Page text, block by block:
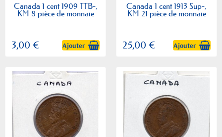
Canada 1 cent 1909 TTB-,
KM 8 pièce de monnaie
3,00 € Ajouter
Canada 1 cent 1913 Sup-,
KM 21 pièce de monnaie
25,00 € Ajouter